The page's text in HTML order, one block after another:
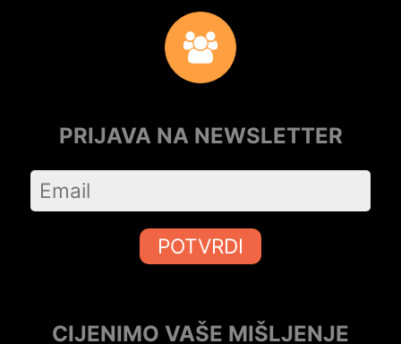
PRIJAVA NA NEWSLETTER
POTVRDI
CIJENIMO VAŠE MIŠLJENJE